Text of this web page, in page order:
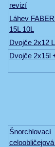
revizí
Láhev
15L 10L
Dvojče 2x12 L
Dvojče 2x15l
Šnorchlovací